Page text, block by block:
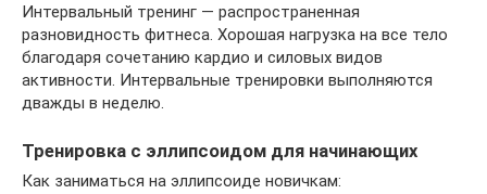
Интервальный тренинг — распространенная
разновидность фитнеса. Хорошая нагрузка на все тело
благодаря сочетанию кардио и силовых видов
активности. Интервальные тренировки выполняются
дважды в неделю.
Тренировка с эллипсоидом для начинающих
Как заниматься на эллипсоиде новичкам: